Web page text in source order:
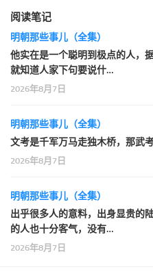
阅读笔记
明朝那些事儿（全集）
他实在是一个聪明到极点的人，
就知道人家下句要说什…
2026年8月7日
明朝那些事儿（全集）
文考是千军万马走独木桥，那武
2026年8月7日
明朝那些事儿（全集）
出乎很多人的意料，出身显贵的
的人也十分客气，没有…
2026年8月7日